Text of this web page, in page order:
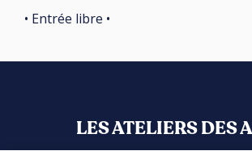
• Entrée libre •
LES ATELIERS DES